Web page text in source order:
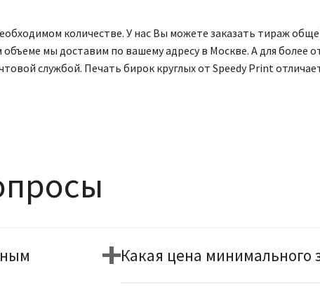
количестве. У нас Вы можете заказать тираж
мы доставим по вашему адресу в Москве. А для более
службой. Печать бирок круглых от Speedy Print
Какая цена минимального